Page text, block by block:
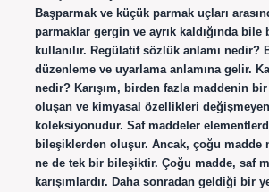
Başparmak ve küçük parmak uçları
parmaklar gergin ve ayrık kaldığında
kullanılır. Regülatif sözlük anlamı nedir?
düzenleme ve uyarlama anlamına gelir.
nedir? Karışım, birden fazla maddenin
oluşan ve kimyasal özellikleri
koleksiyonudur. Saf maddeler
bileşiklerden oluşur. Ancak, çoğu madde
ne de tek bir bileşiktir. Çoğu madde, saf
karışımlardır. Daha sonradan geldiği bir